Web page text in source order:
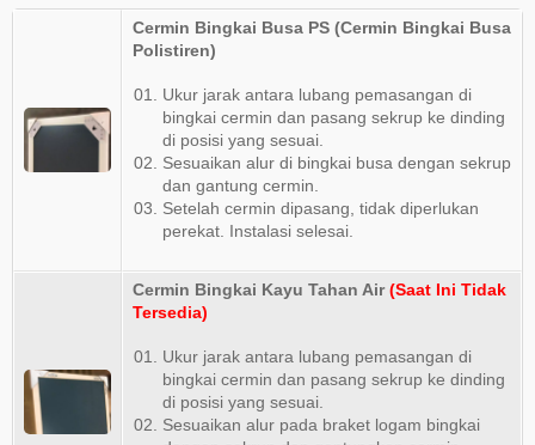
Cermin Bingkai Busa PS (Cermin Bingkai Busa
Polistiren)
Ukur jarak antara lubang pemasangan di
bingkai cermin dan pasang sekrup ke dinding
di posisi yang sesuai.
Sesuaikan alur di bingkai busa dengan sekrup
dan gantung cermin.
Setelah cermin dipasang, tidak diperlukan
perekat. Instalasi selesai.
Cermin Bingkai Kayu Tahan Air (Saat Ini Tidak
Tersedia)
Ukur jarak antara lubang pemasangan di
bingkai cermin dan pasang sekrup ke dinding
di posisi yang sesuai.
Sesuaikan alur pada braket logam bingkai